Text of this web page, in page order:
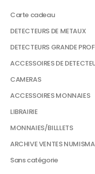
Carte cadeau
DETECTEURS DE METAUX
DETECTEURS GRANDE
ACCESSOIRES DE
CAMERAS
ACCESSOIRES MONNAIES
LIBRAIRIE
MONNAIES/BILLLETS
ARCHIVE VENTES
Sans catégorie